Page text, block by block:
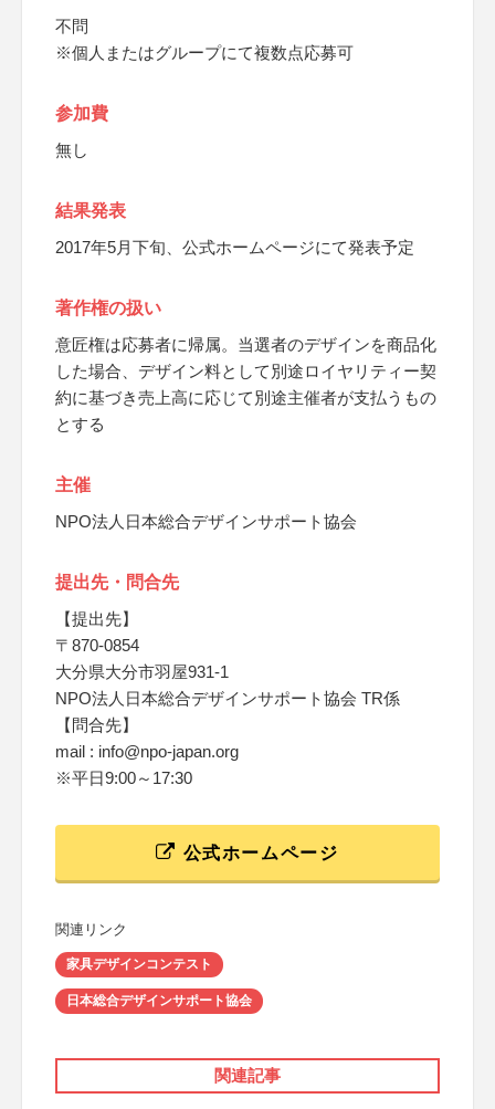
不問
※個人またはグループにて複数点応募可
参加費
無し
結果発表
2017年5月下旬、公式ホームページにて発表予定
著作権の扱い
意匠権は応募者に帰属。当選者のデザインを商品化
した場合、デザイン料として別途ロイヤリティー契
約に基づき売上高に応じて別途主催者が支払うもの
とする
主催
NPO法人日本総合デザインサポート協会
提出先・問合先
【提出先】
〒870-0854
大分県大分市羽屋931-1
NPO法人日本総合デザインサポート協会 TR係
【問合先】
mail : info@npo-japan.org
※平日9:00～17:30
公式ホームページ
関連リンク
家具デザインコンテスト
日本総合デザインサポート協会
関連記事